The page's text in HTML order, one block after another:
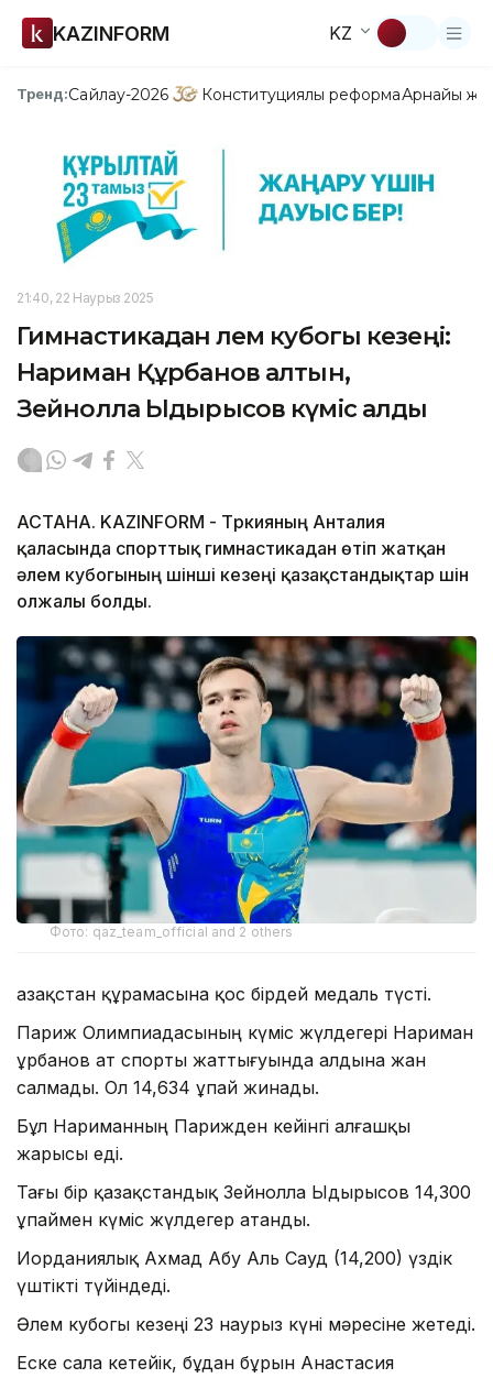
KAZINFORM KZ
Тренд:Сайлау-2026 Конституциялық реформаАрнайы
21:40, 22 Наурыз 2025
Гимнастикадан әлем кубогы кезеңі:
Нариман Құрбанов алтын,
Зейнолла Ыдырысов күміс алды
АСТАНА. KAZINFORM - Түркияның Анталия
қаласында спорттық гимнастикадан өтіп жатқан
әлем кубогының үшінші кезеңі қазақстандықтар үшін
олжалы болды.
Фото: qaz_team_official and 2 others
Қазақстан құрамасына қос бірдей медаль түсті.
Париж Олимпиадасының күміс жүлдегері Нариман
Құрбанов ат спорты жаттығуында алдына жан
салмады. Ол 14,634 ұпай жинады.
Бұл Нариманның Парижден кейінгі алғашқы
жарысы еді.
Тағы бір қазақстандық Зейнолла Ыдырысов 14,300
ұпаймен күміс жүлдегер атанды.
Иорданиялық Ахмад Абу Аль Сауд (14,200) үздік
үштікті түйіндеді.
Әлем кубогы кезеңі 23 наурыз күні мәресіне жетеді.
Еске сала кетейік, бұдан бұрын Анастасия